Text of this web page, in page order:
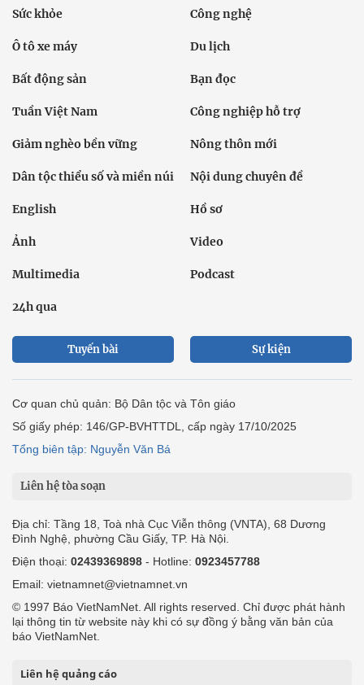
Sức khỏe Công nghệ
Ô tô xe máy Du lịch
Bất động sản Bạn đọc
Tuần Việt Nam Công nghiệp hỗ trợ
Giảm nghèo bền vững Nông thôn mới
Dân tộc thiểu số và miền núi Nội dung chuyên đề
English Hồ sơ
Ảnh Video
Multimedia Podcast
24h qua
Tuyến bài Sự kiện
Cơ quan chủ quản: Bộ Dân tộc và Tôn giáo
Số giấy phép: 146/GP-BVHTTDL, cấp ngày 17/10/2025
Tổng biên tập: Nguyễn Văn Bá
Liên hệ tòa soạn
Địa chỉ: Tầng 18, Toà nhà Cục Viễn thông (VNTA), 68 Dương
Đình Nghệ, phường Cầu Giấy, TP. Hà Nội.
Điện thoại: 02439369898 - Hotline: 0923457788
Email: vietnamnet@vietnamnet.vn
© 1997 Báo VietNamNet. All rights reserved. Chỉ được phát hành
lại thông tin từ website này khi có sự đồng ý bằng văn bản của
báo VietNamNet.
Liên hệ quảng cáo